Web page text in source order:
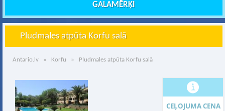
GALAMĒRĶI
Pludmales atpūta Korfu salā
Antario.lv » Korfu » Pludmales atpūta Korfu salā
CEĻOJUMA CENA